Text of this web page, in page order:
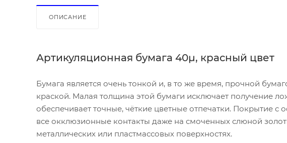
ОПИСАНИЕ
Артикуляционная бумага 40µ, красный цвет
Бумага является очень тонкой и, в то же время, прочной
краской. Малая толщина этой бумаги исключает получение
обеспечивает точные, чёткие цветные отпечатки. Покрытие
все окклюзионные контакты даже на смоченных слюной
металлических или пластмассовых поверхностях.